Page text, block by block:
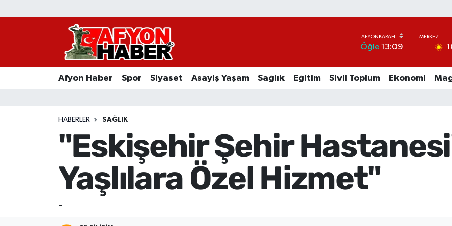
Öğle 13:09
Afyon Haber Spor Siyaset Asayiş Yaşam Sağlık Eğitim Sivil Toplum Ekonomi
HABERLER SAĞLIK
"Eskişehir Şehir
Yaşlılara Özel Hizmet"
-
Afyon Haber
Asayiş Yaşam